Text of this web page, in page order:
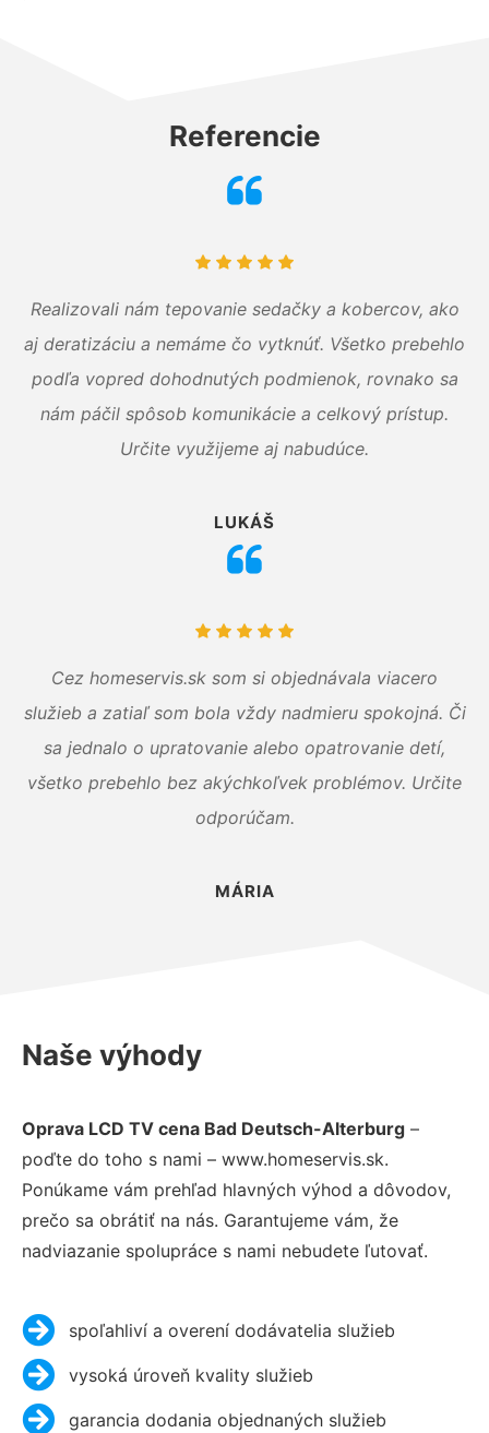
Referencie
Realizovali nám tepovanie sedačky a kobercov, ako
aj deratizáciu a nemáme čo vytknúť. Všetko prebehlo
podľa vopred dohodnutých podmienok, rovnako sa
nám páčil spôsob komunikácie a celkový prístup.
Určite využijeme aj nabudúce.
LUKÁŠ
Cez homeservis.sk som si objednávala viacero
služieb a zatiaľ som bola vždy nadmieru spokojná. Či
sa jednalo o upratovanie alebo opatrovanie detí,
všetko prebehlo bez akýchkoľvek problémov. Určite
odporúčam.
MÁRIA
Naše výhody
Oprava LCD TV cena Bad Deutsch-Alterburg –
poďte do toho s nami – www.homeservis.sk.
Ponúkame vám prehľad hlavných výhod a dôvodov,
prečo sa obrátiť na nás. Garantujeme vám, že
nadviazanie spolupráce s nami nebudete ľutovať.
spoľahliví a overení dodávatelia služieb
vysoká úroveň kvality služieb
garancia dodania objednaných služieb